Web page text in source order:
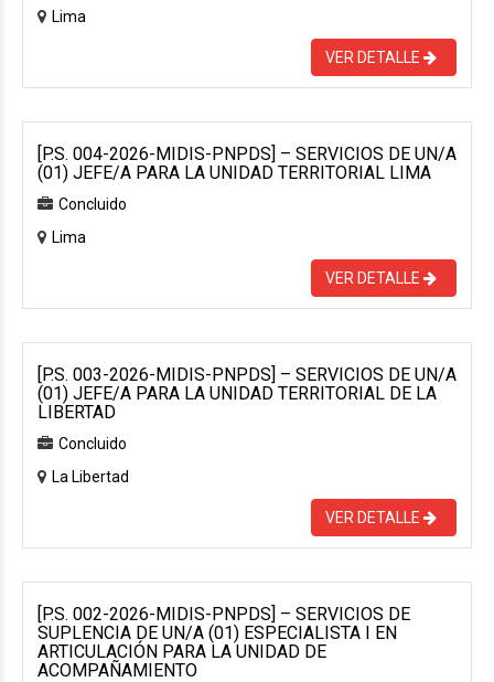
Lima
VER DETALLE
[P.S. 004-2026-MIDIS-PNPDS] – SERVICIOS DE UN/A
(01) JEFE/A PARA LA UNIDAD TERRITORIAL LIMA
Concluido
Lima
VER DETALLE
[P.S. 003-2026-MIDIS-PNPDS] – SERVICIOS DE UN/A
(01) JEFE/A PARA LA UNIDAD TERRITORIAL DE LA
LIBERTAD
Concluido
La Libertad
VER DETALLE
[P.S. 002-2026-MIDIS-PNPDS] – SERVICIOS DE
SUPLENCIA DE UN/A (01) ESPECIALISTA I EN
ARTICULACIÓN PARA LA UNIDAD DE
ACOMPAÑAMIENTO